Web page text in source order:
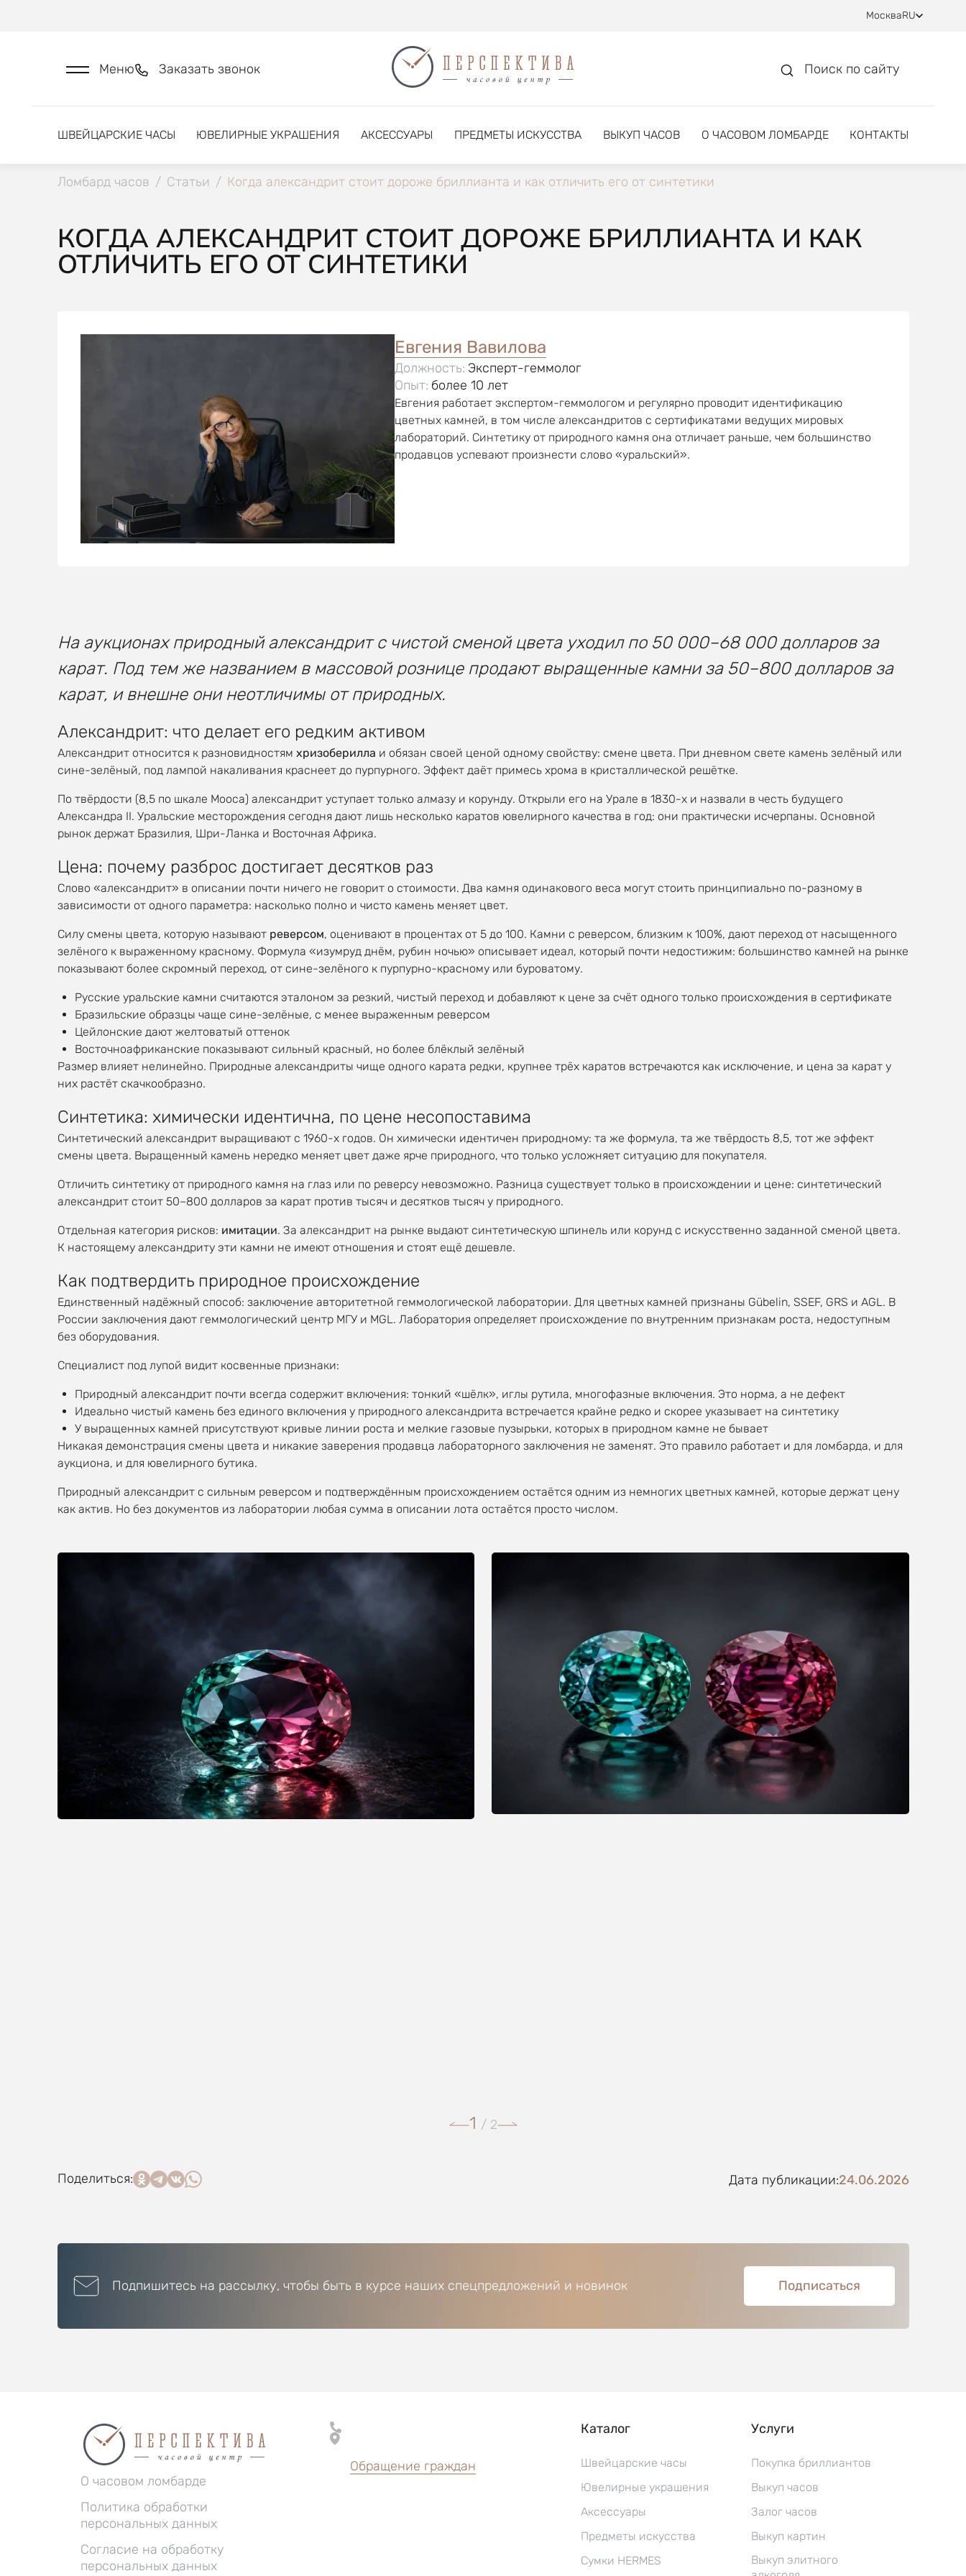
МоскваRU
Меню Заказать звонок Поиск по сайту
ШВЕЙЦАРСКИЕ ЧАСЫ ЮВЕЛИРНЫЕ УКРАШЕНИЯ АКСЕССУАРЫ ПРЕДМЕТЫ ИСКУССТВА ВЫКУП ЧАСОВ О ЧАСОВОМ ЛОМБАРДЕ КОНТАКТЫ
Ломбард часов / Статьи / Когда александрит стоит дороже бриллианта и как отличить его от синтетики
КОГДА АЛЕКСАНДРИТ СТОИТ ДОРОЖЕ БРИЛЛИАНТА И КАК
ОТЛИЧИТЬ ЕГО ОТ СИНТЕТИКИ
Евгения Вавилова
Должность: Эксперт-геммолог
Опыт: более 10 лет
Евгения работает экспертом-геммологом и регулярно проводит идентификацию
цветных камней, в том числе александритов с сертификатами ведущих мировых
лабораторий. Синтетику от природного камня она отличает раньше, чем большинство
продавцов успевают произнести слово «уральский».
На аукционах природный александрит с чистой сменой цвета уходил по 50 000–68 000 долларов за
карат. Под тем же названием в массовой рознице продают выращенные камни за 50–800 долларов за
карат, и внешне они неотличимы от природных.
Александрит: что делает его редким активом
Александрит относится к разновидностям хризоберилла и обязан своей ценой одному свойству: смене цвета. При дневном свете камень зелёный или
сине-зелёный, под лампой накаливания краснеет до пурпурного. Эффект даёт примесь хрома в кристаллической решётке.
По твёрдости (8,5 по шкале Мооса) александрит уступает только алмазу и корунду. Открыли его на Урале в 1830-х и назвали в честь будущего
Александра II. Уральские месторождения сегодня дают лишь несколько каратов ювелирного качества в год: они практически исчерпаны. Основной
рынок держат Бразилия, Шри-Ланка и Восточная Африка.
Цена: почему разброс достигает десятков раз
Слово «александрит» в описании почти ничего не говорит о стоимости. Два камня одинакового веса могут стоить принципиально по-разному в
зависимости от одного параметра: насколько полно и чисто камень меняет цвет.
Силу смены цвета, которую называют реверсом, оценивают в процентах от 5 до 100. Камни с реверсом, близким к 100%, дают переход от насыщенного
зелёного к выраженному красному. Формула «изумруд днём, рубин ночью» описывает идеал, который почти недостижим: большинство камней на рынке
показывают более скромный переход, от сине-зелёного к пурпурно-красному или буроватому.
Русские уральские камни считаются эталоном за резкий, чистый переход и добавляют к цене за счёт одного только происхождения в сертификате
Бразильские образцы чаще сине-зелёные, с менее выраженным реверсом
Цейлонские дают желтоватый оттенок
Восточноафриканские показывают сильный красный, но более блёклый зелёный
Размер влияет нелинейно. Природные александриты чище одного карата редки, крупнее трёх каратов встречаются как исключение, и цена за карат у
них растёт скачкообразно.
Синтетика: химически идентична, по цене несопоставима
Синтетический александрит выращивают с 1960-х годов. Он химически идентичен природному: та же формула, та же твёрдость 8,5, тот же эффект
смены цвета. Выращенный камень нередко меняет цвет даже ярче природного, что только усложняет ситуацию для покупателя.
Отличить синтетику от природного камня на глаз или по реверсу невозможно. Разница существует только в происхождении и цене: синтетический
александрит стоит 50–800 долларов за карат против тысяч и десятков тысяч у природного.
Отдельная категория рисков: имитации. За александрит на рынке выдают синтетическую шпинель или корунд с искусственно заданной сменой цвета.
К настоящему александриту эти камни не имеют отношения и стоят ещё дешевле.
Как подтвердить природное происхождение
Единственный надёжный способ: заключение авторитетной геммологической лаборатории. Для цветных камней признаны Gübelin, SSEF, GRS и AGL. В
России заключения дают геммологический центр МГУ и MGL. Лаборатория определяет происхождение по внутренним признакам роста, недоступным
без оборудования.
Специалист под лупой видит косвенные признаки:
Природный александрит почти всегда содержит включения: тонкий «шёлк», иглы рутила, многофазные включения. Это норма, а не дефект
Идеально чистый камень без единого включения у природного александрита встречается крайне редко и скорее указывает на синтетику
У выращенных камней присутствуют кривые линии роста и мелкие газовые пузырьки, которых в природном камне не бывает
Никакая демонстрация смены цвета и никакие заверения продавца лабораторного заключения не заменят. Это правило работает и для ломбарда, и для
аукциона, и для ювелирного бутика.
Природный александрит с сильным реверсом и подтверждённым происхождением остаётся одним из немногих цветных камней, которые держат цену
как актив. Но без документов из лаборатории любая сумма в описании лота остаётся просто числом.
1 / 2
Поделиться: Дата публикации:24.06.2026
Подпишитесь на рассылку, чтобы быть в курсе наших спецпредложений и новинок Подписаться
О часовом ломбарде
Политика обработки
персональных данных
Согласие на обработку
персональных данных
Обращение граждан
Каталог
Швейцарские часы
Ювелирные украшения
Аксессуары
Предметы искусства
Сумки HERMES
Услуги
Покупка бриллиантов
Выкуп часов
Залог часов
Выкуп картин
Выкуп элитного